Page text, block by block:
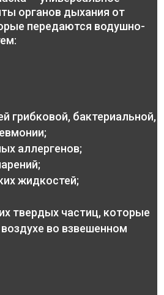
органов дыхания от
передаются водушно-
грибковой, бактериальной,
аллергенов;
жидкостей;
твердых частиц, которые
во взвешенном